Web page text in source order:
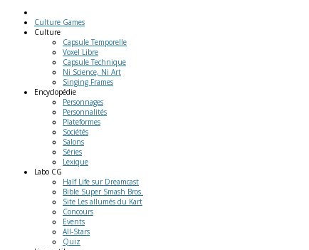
Culture Games
Culture
Capsule Temporelle
Voxel Libre
Capsule Technique
Ni Science, Ni Art
Singing Frames
Encyclopédie
Personnages
Personnalités
Plateformes
Sociétés
Salons
Séries
Lexique
Labo CG
Half Life sur Dreamcast
Bible Super Smash Bros.
Site Les allumés du Kart
Concours
Events
All-Stars
Quiz